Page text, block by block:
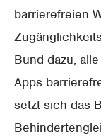
barrierefreien
Bund dazu,
Apps
setzt sich das